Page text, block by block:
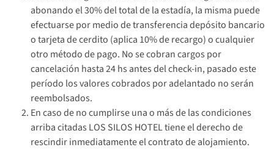
abonando el 30% del total de la estadía, la misma puede
efectuarse por medio de transferencia depósito bancario
o tarjeta de cerdito (aplica 10% de recargo) o cualquier
otro método de pago. No se cobran cargos por
cancelación hasta 24 hs antes del check-in, pasado este
período los valores cobrados por adelantado no serán
reembolsados.
En caso de no cumplirse una o más de las condiciones
arriba citadas LOS SILOS HOTEL tiene el derecho de
rescindir inmediatamente el contrato de alojamiento.